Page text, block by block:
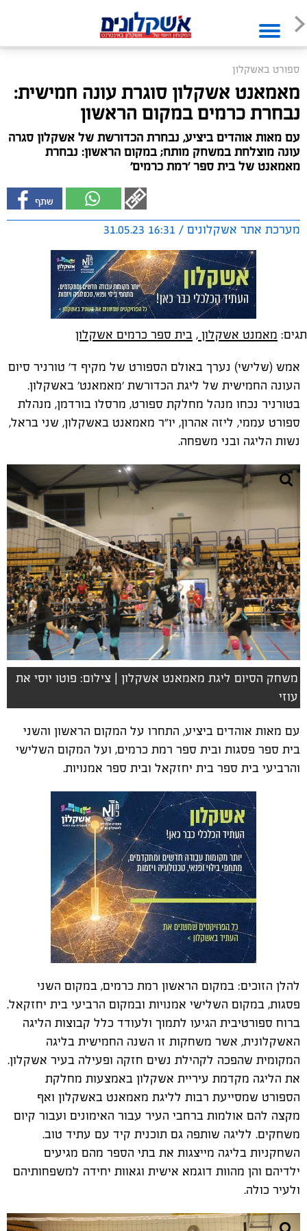
ספורט באשקלון
מאמאנט אשקלון סוגרת עונה חמישית:
נבחרת כרמים במקום הראשון
עם מאות אוהדים ביציע, נבחרת הכדורשת של אשקלון סגרה
עונה מוצלחת במשחק מותח; במקום הראשון: נבחרת
מאמאנט של בית ספר ׳רמת כרמים׳
מערכת אתר אשקלונים / 16:31 31.05.23
תגים: מאמנט אשקלון , בית ספר כרמים אשקלון
אמש (שלישי) נערך באולם הספורט של מקיף ד' טורניר סיום
העונה החמישית של ליגת הכדורשת 'מאמאנט' באשקלון.
בטורניר נכחו מנהל מחלקת ספורט, מרסלו בורדמן, מנהלת
ספורט עממי, ליזה אהרון, יו"ר מאמאנט באשקלון, שני בראל,
נשות הליגה ובני משפחה.
משחק הסיום ליגת מאמאנט אשקלון | צילום: פוטו יוסי את
עוזי
עם מאות אוהדים ביציע, התחרו על המקום הראשון והשני
בית ספר פסגות ובית ספר רמת כרמים, ועל המקום השלישי
והרביעי בית ספר בית יחזקאל ובית ספר אמנויות.
להלן הזוכים: במקום הראשון רמת כרמים, במקום השני
פסגות, במקום השלישי אמנויות ובמקום הרביעי בית יחזקאל.
ברוח ספורטיבית הגיעו לתמוך ולעודד כלל קבוצות הליגה
האשקלונית, אשר משחקות זו השנה החמישית בליגה
המקומית שהפכה לקהילת נשים חזקה ופעילה בעיר אשקלון.
את הליגה מקדמת עיריית אשקלון באמצעות מחלקת
הספורט שמסייעת רבות לליגת מאמאנט באשקלון ואף
מקצה להם אולמות ברחבי העיר עבור האימונים ועבור קיום
משחקים. לליגה שותפה גם תוכנית קיד עם עתיד טוב.
השחקניות בליגה מייצגות את בתי הספר מהם מגיעים
ילדיהם והן מהוות דוגמא אישית וגאוות יחידה למשפחותיהם
ולעיר כולה.